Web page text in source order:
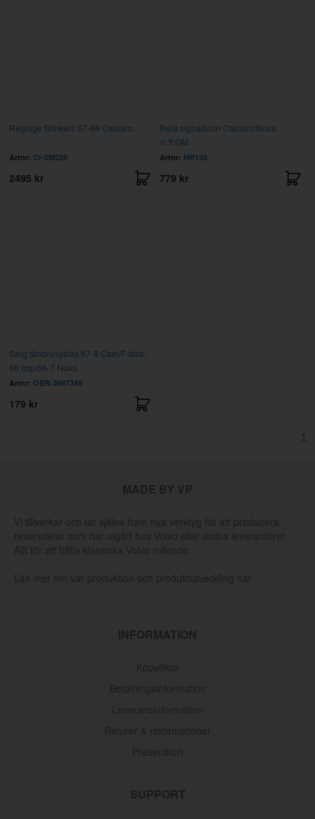
Reglage Blinkers 67-68 Camaro
Artnr: CI-SM226
2495 kr
Relä signalhorn Camaro/Nova
m.fl.GM
Artnr: HR135
779 kr
Sarg tändningslås 67-8 Cam/F-bird,
66 Imp/66-7 Nova
Artnr: OER-3897349
179 kr
1